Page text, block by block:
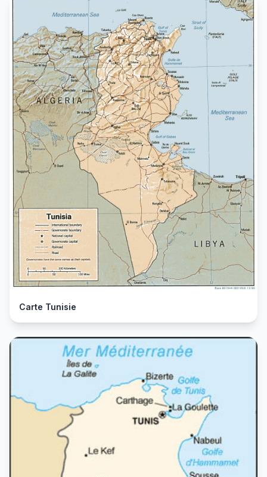
Carte Tunisie